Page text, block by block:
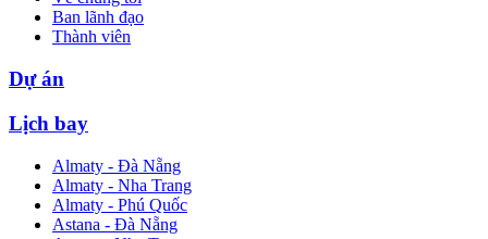
Ban lãnh đạo
Thành viên
Dự án
Lịch bay
Almaty - Đà Nẵng
Almaty - Nha Trang
Almaty - Phú Quốc
Astana - Đà Nẵng